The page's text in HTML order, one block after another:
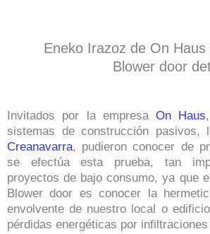
Eneko Irazoz de On
Blower door
Invitados por la empresaOn Haus
sistemas de construcción pasivos,
Creanavarra, pudieron conocer de
se efectúa esta prueba, tan
proyectos de bajo consumo, ya que
Blower door es conocer la
envolvente de nuestro local o
pérdidas energéticas por